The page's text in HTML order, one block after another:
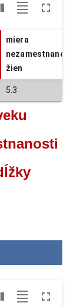
miera
nezamestnanosti
žien
5.3